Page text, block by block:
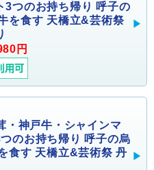
3つのお持ち帰り 呼子の
を食す 天橋立&芸術祭
円
・神戸牛・シャインマ
のお持ち帰り 呼子の烏
食す 天橋立&芸術祭 丹